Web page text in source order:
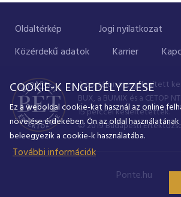
Oldaltérkép Jogi nyilatkozat
Közérdekű adatok
Karrier
A portálon megjelenített
BUX, a BUMIX és a CETOP
15 perccel késleltetettek.
© 2019 Budapesti
Ponte.hu
COOKIE-K ENGEDÉLYEZÉSE
Ez a weboldal cookie-kat használ az online
növelése érdekében. Ön az oldal
beleegyezik a cookie-k használatába.
További információk